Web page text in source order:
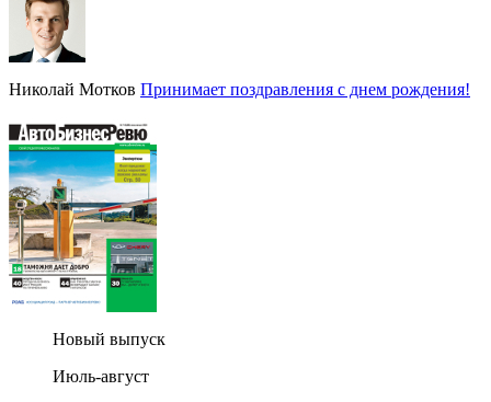
Николай Мотков Принимает поздравления с днем рождения!
Новый выпуск
Июль-август